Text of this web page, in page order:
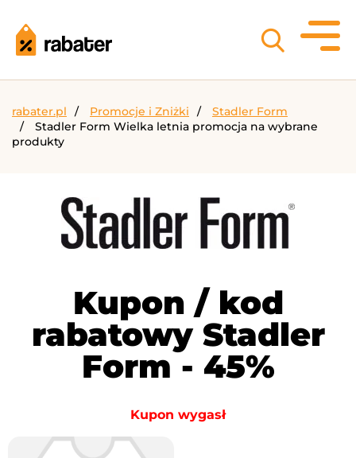
rabater.pl Promocje i Zniżki
Stadler Form
Stadler Form Wielka letnia promocja na wybrane
produkty
Kupon / kod
rabatowy Stadler
Form - 45%
Kupon wygasł